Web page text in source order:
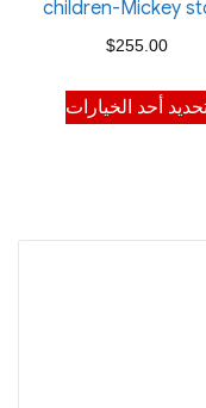
المنتج
children-Mickey
$255.00
أحد الخيارات
هناك
العديد